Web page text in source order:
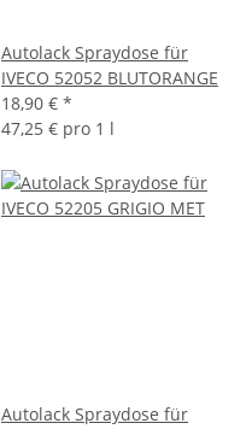
Autolack Spraydose für
IVECO 52052 BLUTORANGE
18,90 € *
47,25 € pro 1 l
Autolack Spraydose für